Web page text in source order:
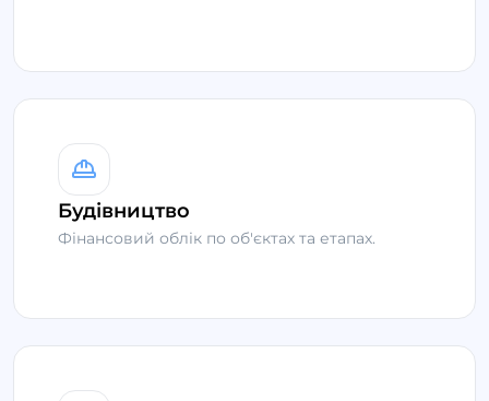
Будівництво
Фінансовий облік по об'єктах та етапах.